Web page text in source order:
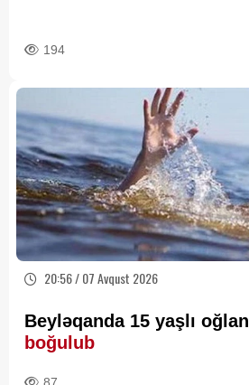
194
20:56 / 07 Avqust 2026
Beyləqanda 15 yaşlı oğlan
boğulub